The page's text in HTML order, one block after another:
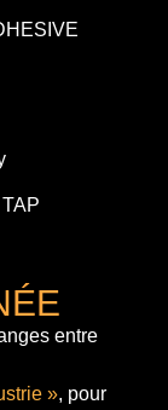
entre
», pour